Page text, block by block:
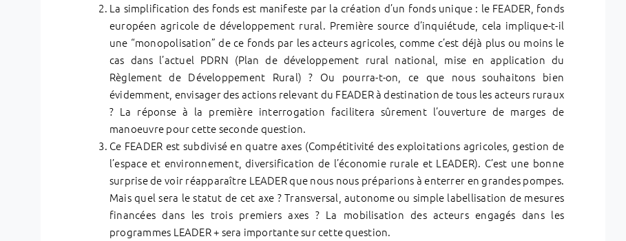
La simplification des fonds est manifeste par la création d’un fonds unique : le FEADER, fonds
européen agricole de développement rural. Première source d’inquiétude, cela implique-t-il
une “monopolisation” de ce fonds par les acteurs agricoles, comme c’est déjà plus ou moins le
cas dans l’actuel PDRN (Plan de développement rural national, mise en application du
Règlement de Développement Rural) ? Ou pourra-t-on, ce que nous souhaitons bien
évidemment, envisager des actions relevant du FEADER à destination de tous les acteurs ruraux
? La réponse à la première interrogation facilitera sûrement l’ouverture de marges de
manoeuvre pour cette seconde question.
Ce FEADER est subdivisé en quatre axes (Compétitivité des exploitations agricoles, gestion de
l’espace et environnement, diversification de l’économie rurale et LEADER). C’est une bonne
surprise de voir réapparaître LEADER que nous nous préparions à enterrer en grandes pompes.
Mais quel sera le statut de cet axe ? Transversal, autonome ou simple labellisation de mesures
financées dans les trois premiers axes ? La mobilisation des acteurs engagés dans les
programmes LEADER + sera importante sur cette question.